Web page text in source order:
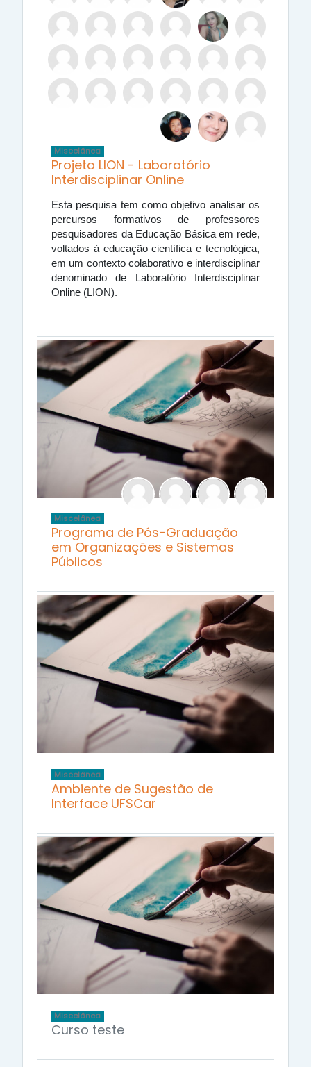
Miscelânea
Projeto LION - Laboratório
Interdisciplinar Online
Esta pesquisa tem como objetivo analisar os
percursos formativos de professores
pesquisadores da Educação Básica em rede,
voltados à educação científica e tecnológica,
em um contexto colaborativo e interdisciplinar
denominado de Laboratório Interdisciplinar
Online (LION).
Miscelânea
Programa de Pós-Graduação
em Organizações e Sistemas
Públicos
Miscelânea
Ambiente de Sugestão de
Interface UFSCar
Miscelânea
Curso teste